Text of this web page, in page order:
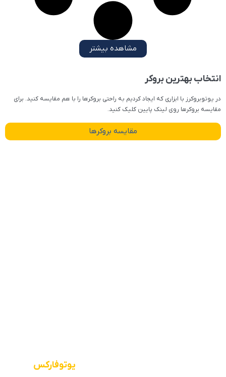
انتخاب بهترین بروکر
در یوتوبروکرز با ابزاری که ایجاد کردیم به راحتی بروکرها را با هم مقایسه کنید. برای
مقایسه بروکرها روی لینک پایین کلیک کنید.
مقایسه بروکرها
مشاهده بیشتر
یوتوفارکس